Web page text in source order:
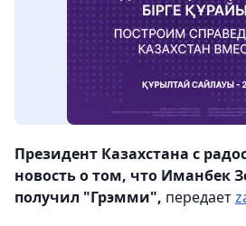
Президент Казахстана с
новость о том, что Иманбек
получил "Грэмми", передает